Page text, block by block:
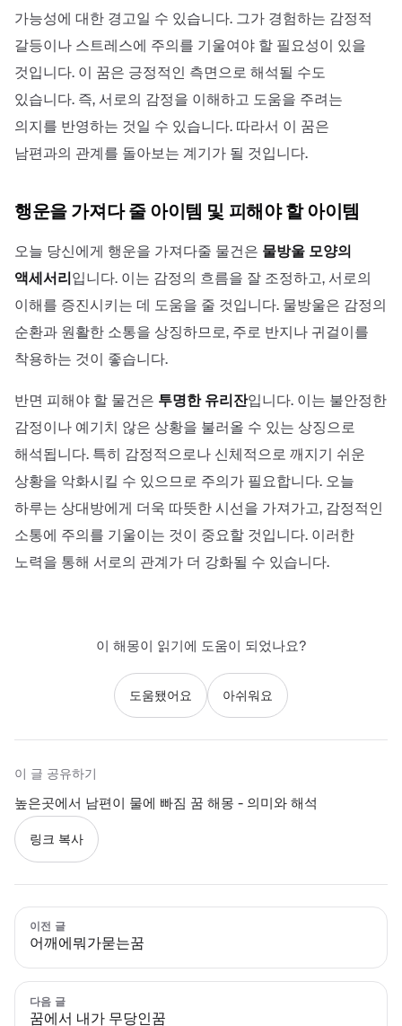
가능성에 대한 경고일 수 있습니다. 그가 경험하는 감정적
갈등이나 스트레스에 주의를 기울여야 할 필요성이 있을
것입니다. 이 꿈은 긍정적인 측면으로 해석될 수도
있습니다. 즉, 서로의 감정을 이해하고 도움을 주려는
의지를 반영하는 것일 수 있습니다. 따라서 이 꿈은
남편과의 관계를 돌아보는 계기가 될 것입니다.
행운을 가져다 줄 아이템 및 피해야 할 아이템
오늘 당신에게 행운을 가져다줄 물건은 물방울 모양의
액세서리입니다. 이는 감정의 흐름을 잘 조정하고, 서로의
이해를 증진시키는 데 도움을 줄 것입니다. 물방울은 감정의
순환과 원활한 소통을 상징하므로, 주로 반지나 귀걸이를
착용하는 것이 좋습니다.
반면 피해야 할 물건은 투명한 유리잔입니다. 이는 불안정한
감정이나 예기치 않은 상황을 불러올 수 있는 상징으로
해석됩니다. 특히 감정적으로나 신체적으로 깨지기 쉬운
상황을 악화시킬 수 있으므로 주의가 필요합니다. 오늘
하루는 상대방에게 더욱 따뜻한 시선을 가져가고, 감정적인
소통에 주의를 기울이는 것이 중요할 것입니다. 이러한
노력을 통해 서로의 관계가 더 강화될 수 있습니다.
이 해몽이 읽기에 도움이 되었나요?
도움됐어요 아쉬워요
이 글 공유하기
높은곳에서 남편이 물에 빠짐 꿈 해몽 - 의미와 해석
링크 복사
이전 글
어깨에뭐가묻는꿈
다음 글
꿈에서 내가 무당인꿈